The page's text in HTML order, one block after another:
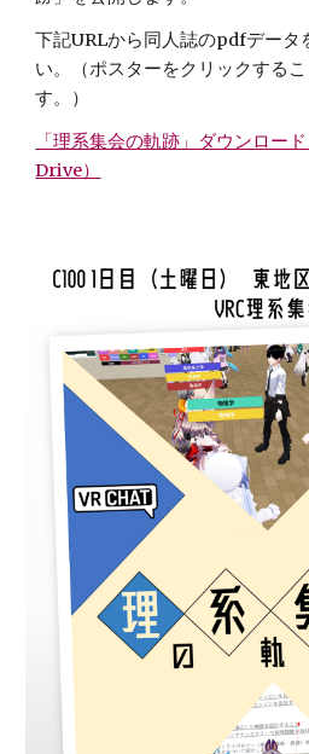
下記URLから同人誌のpdfデータ
い。（ポスターをクリックする
す。）
「理系集会の軌跡」ダウンロー
Drive）